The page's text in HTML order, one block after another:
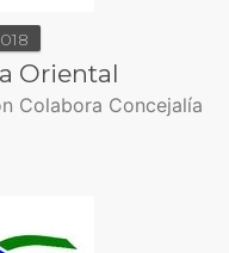
Oriental
Colabora Concejalía